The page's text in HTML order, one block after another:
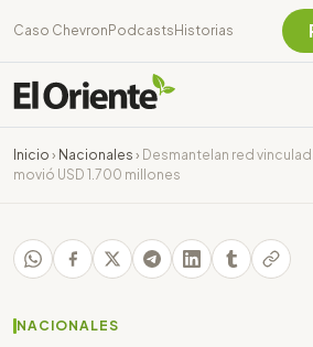
Caso Chevron Podcasts Historias
Inicio › Nacionales › Desmantelan red
movió USD 1.700 millones
NACIONALES